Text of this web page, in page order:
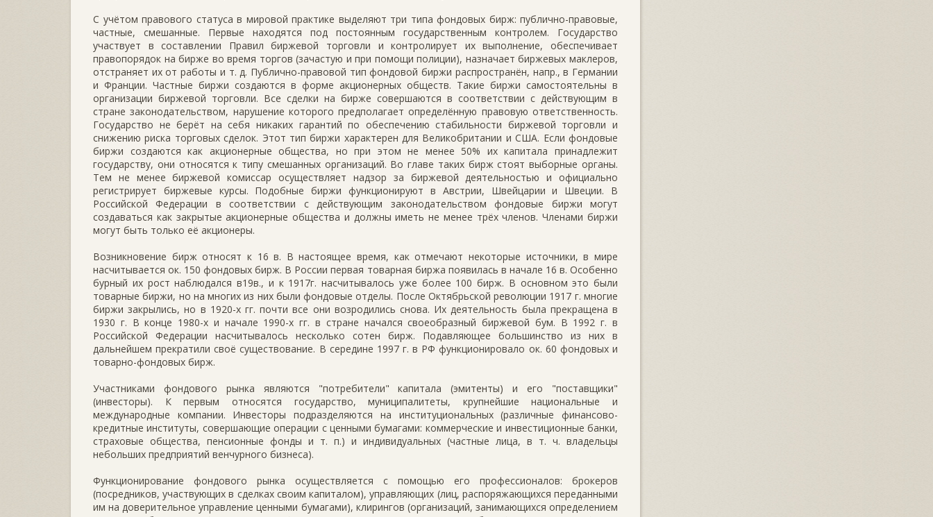
С учётом правового статуса в мировой практике выделяют три типа фондовых бирж: публично-правовые,
частные, смешанные. Первые находятся под постоянным государственным контролем. Государство
участвует в составлении Правил биржевой торговли и контролирует их выполнение, обеспечивает
правопорядок на бирже во время торгов (зачастую и при помощи полиции), назначает биржевых маклеров,
отстраняет их от работы и т. д. Публично-правовой тип фондовой биржи распространён, напр., в Германии
и Франции. Частные биржи создаются в форме акционерных обществ. Такие биржи самостоятельны в
организации биржевой торговли. Все сделки на бирже совершаются в соответствии с действующим в
стране законодательством, нарушение которого предполагает определённую правовую ответственность.
Государство не берёт на себя никаких гарантий по обеспечению стабильности биржевой торговли и
снижению риска торговых сделок. Этот тип биржи характерен для Великобритании и США. Если фондовые
биржи создаются как акционерные общества, но при этом не менее 50% их капитала принадлежит
государству, они относятся к типу смешанных организаций. Во главе таких бирж стоят выборные органы.
Тем не менее биржевой комиссар осуществляет надзор за биржевой деятельностью и официально
регистрирует биржевые курсы. Подобные биржи функционируют в Австрии, Швейцарии и Швеции. В
Российской Федерации в соответствии с действующим законодательством фондовые биржи могут
создаваться как закрытые акционерные общества и должны иметь не менее трёх членов. Членами биржи
могут быть только её акционеры.
Возникновение бирж относят к 16 в. В настоящее время, как отмечают некоторые источники, в мире
насчитывается ок. 150 фондовых бирж. В России первая товарная биржа появилась в начале 16 в. Особенно
бурный их рост наблюдался в19в., и к 1917г. насчитывалось уже более 100 бирж. В основном это были
товарные биржи, но на многих из них были фондовые отделы. После Октябрьской революции 1917 г. многие
биржи закрылись, но в 1920-х гг. почти все они возродились снова. Их деятельность была прекращена в
1930 г. В конце 1980-х и начале 1990-х гг. в стране начался своеобразный биржевой бум. В 1992 г. в
Российской Федерации насчитывалось несколько сотен бирж. Подавляющее большинство из них в
дальнейшем прекратили своё существование. В середине 1997 г. в РФ функционировало ок. 60 фондовых и
товарно-фондовых бирж.
Участниками фондового рынка являются "потребители" капитала (эмитенты) и его "поставщики"
(инвесторы). К первым относятся государство, муниципалитеты, крупнейшие национальные и
международные компании. Инвесторы подразделяются на институциональных (различные финансово-
кредитные институты, совершающие операции с ценными бумагами: коммерческие и инвестиционные банки,
страховые общества, пенсионные фонды и т. п.) и индивидуальных (частные лица, в т. ч. владельцы
небольших предприятий венчурного бизнеса).
Функционирование фондового рынка осуществляется с помощью его профессионалов: брокеров
(посредников, участвующих в сделках своим капиталом), управляющих (лиц, распоряжающихся переданными
им на доверительное управление ценными бумагами), клирингов (организаций, занимающихся определением